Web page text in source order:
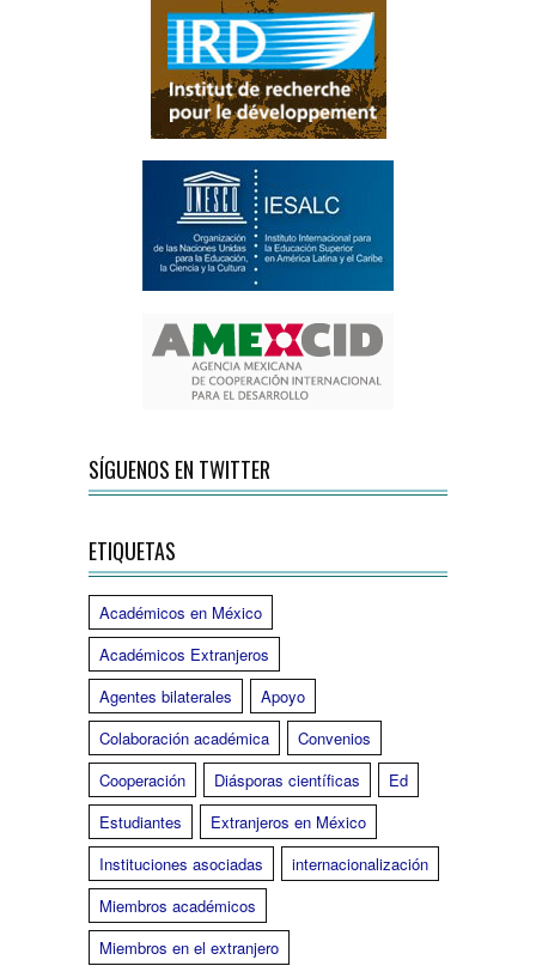
SÍGUENOS EN TWITTER
ETIQUETAS
Académicos en México
Académicos Extranjeros
Agentes bilaterales
Apoyo
Colaboración académica
Convenios
Cooperación
Diásporas científicas
Ed
Estudiantes
Extranjeros en México
Instituciones asociadas
internacionalización
Miembros académicos
Miembros en el extranjero